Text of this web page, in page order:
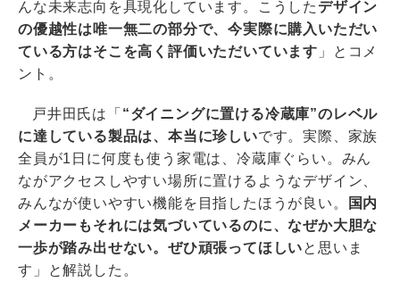
んな未来志向を具現化しています。こうした デザイン
の優越性は唯一無二の部分で、今実際に購入いただい
ている方はそこを高く評価いただいています 」とコメ
ント。
戸井田氏は「 “ダイニングに置ける冷蔵庫”のレベル
に達している製品は、本当に珍しいです。実際、家族
全員が1日に何度も使う家電は、冷蔵庫ぐらい。みん
ながアクセスしやすい場所に置けるようなデザイン、
みんなが使いやすい機能を目指したほうが良い。
国内
メーカーもそれには気づいているのに、なぜか大胆な
一歩が踏み出せない。ぜひ頑張ってほしいと思いま
す」と解説した。